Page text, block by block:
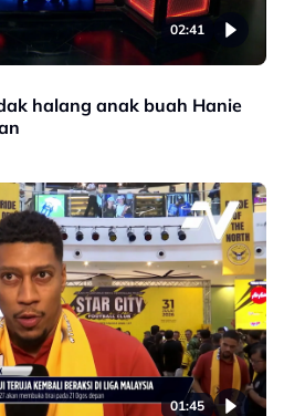
02:41
halang anak buah Hanie
01:45